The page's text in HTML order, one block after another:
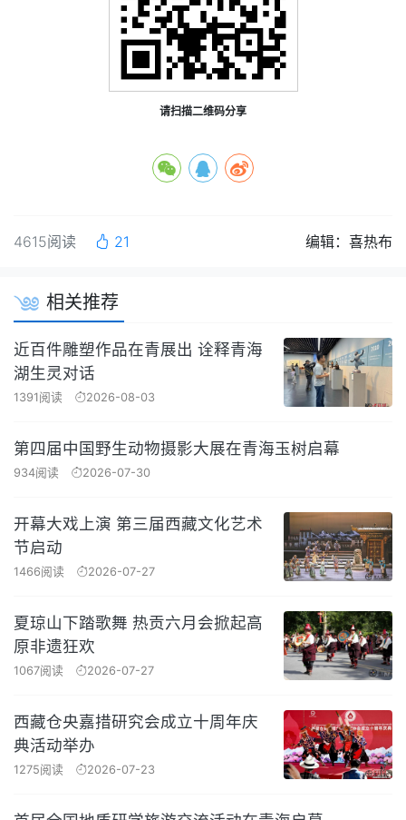
请扫描二维码分享
4615阅读 21 编辑：喜热布
相关推荐
近百件雕塑作品在青展出 诠释青海
湖生灵对话
1391阅读 2026-08-03
第四届中国野生动物摄影大展在青海玉树启幕
934阅读 2026-07-30
开幕大戏上演 第三届西藏文化艺术
节启动
1466阅读 2026-07-27
夏琼山下踏歌舞 热贡六月会掀起高
原非遗狂欢
1067阅读 2026-07-27
西藏仓央嘉措研究会成立十周年庆
典活动举办
1275阅读 2026-07-23